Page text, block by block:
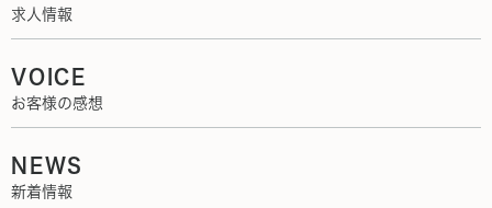
求人情報
VOICE
お客様の感想
NEWS
新着情報